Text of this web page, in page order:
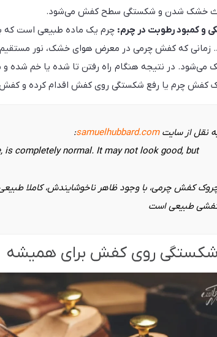
خشک شدن و شکستگی سطح کفش می‌شود.
و کمبود رطوبت در چرم: چرم یک ماده طبیعی است که
زمانی که کفش چرمی در معرض هوای خشک، نور مستقیم
می‌شود. در نتیجه هنگام راه رفتن تا شده یا خم شده
کفش چرم یا رفع شکستگی روی کفش اقدام کرده و کفش
نقل از سایتsamuelhubbard.com
:
is completely normal. It may not look good, but
کفش چرمی، با وجود ظاهر ناخوشایندش، کاملا
طبیعی است
شکستگی روی کفش برای همیشه